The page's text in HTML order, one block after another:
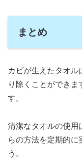
まとめ
カビが生えたタオル
り除くことができ
す。
清潔なタオルの使用
らの方法を定期的に
う。